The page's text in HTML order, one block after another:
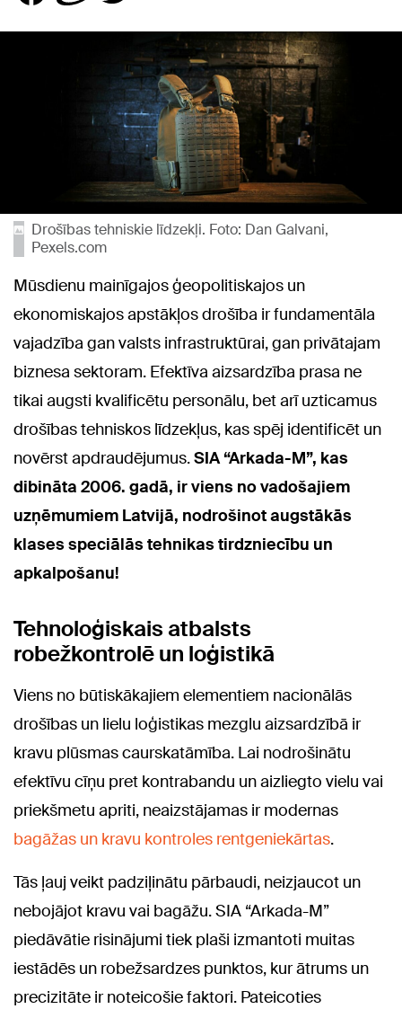
Drošības tehniskie līdzekļi. Foto: Dan Galvani,
Pexels.com
Mūsdienu mainīgajos ģeopolitiskajos un
ekonomiskajos apstākļos drošība ir fundamentāla
vajadzība gan valsts infrastruktūrai, gan privātajam
biznesa sektoram. Efektīva aizsardzība prasa ne
tikai augsti kvalificētu personālu, bet arī uzticamus
drošības tehniskos līdzekļus, kas spēj identificēt un
novērst apdraudējumus.SIA “Arkada-M”, kas
dibināta 2006. gadā, ir viens no vadošajiem
uzņēmumiem Latvijā, nodrošinot augstākās
klases speciālās tehnikas tirdzniecību un
apkalpošanu!
Tehnoloģiskais atbalsts
robežkontrolē un loģistikā
Viens no būtiskākajiem elementiem nacionālās
drošības un lielu loģistikas mezglu aizsardzībā ir
kravu plūsmas caurskatāmība. Lai nodrošinātu
efektīvu cīņu pret kontrabandu un aizliegto vielu vai
priekšmetu apriti, neaizstājamas ir modernas
bagāžas un kravu kontroles rentgeniekārtas.
Tās ļauj veikt padziļinātu pārbaudi, neizjaucot un
nebojājot kravu vai bagāžu. SIA “Arkada-M”
piedāvātie risinājumi tiek plaši izmantoti muitas
iestādēs un robežsardzes punktos, kur ātrums un
precizitāte ir noteicošie faktori. Pateicoties